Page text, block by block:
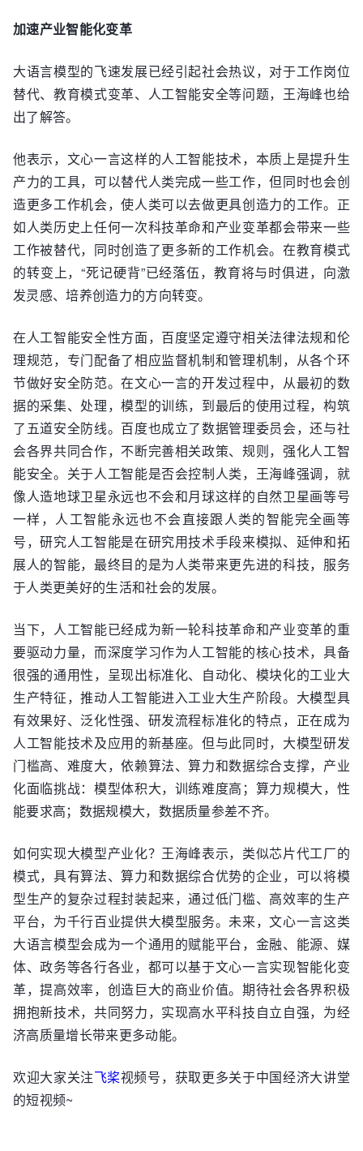
加速产业智能化变革
大语言模型的飞速发展已经引起社会热议，对于工作岗位
替代、教育模式变革、人工智能安全等问题，王海峰也给
出了解答。
他表示，文心一言这样的人工智能技术，本质上是提升生
产力的工具，可以替代人类完成一些工作，但同时也会创
造更多工作机会，使人类可以去做更具创造力的工作。正
如人类历史上任何一次科技革命和产业变革都会带来一些
工作被替代，同时创造了更多新的工作机会。在教育模式
的转变上，“死记硬背”已经落伍，教育将与时俱进，向激
发灵感、培养创造力的方向转变。
在人工智能安全性方面，百度坚定遵守相关法律法规和伦
理规范，专门配备了相应监督机制和管理机制，从各个环
节做好安全防范。在文心一言的开发过程中，从最初的数
据的采集、处理，模型的训练，到最后的使用过程，构筑
了五道安全防线。百度也成立了数据管理委员会，还与社
会各界共同合作，不断完善相关政策、规则，强化人工智
能安全。关于人工智能是否会控制人类，王海峰强调，就
像人造地球卫星永远也不会和月球这样的自然卫星画等号
一样，人工智能永远也不会直接跟人类的智能完全画等
号，研究人工智能是在研究用技术手段来模拟、延伸和拓
展人的智能，最终目的是为人类带来更先进的科技，服务
于人类更美好的生活和社会的发展。
当下，人工智能已经成为新一轮科技革命和产业变革的重
要驱动力量，而深度学习作为人工智能的核心技术，具备
很强的通用性，呈现出标准化、自动化、模块化的工业大
生产特征，推动人工智能进入工业大生产阶段。大模型具
有效果好、泛化性强、研发流程标准化的特点，正在成为
人工智能技术及应用的新基座。但与此同时，大模型研发
门槛高、难度大，依赖算法、算力和数据综合支撑，产业
化面临挑战：模型体积大，训练难度高；算力规模大，性
能要求高；数据规模大，数据质量参差不齐。
如何实现大模型产业化？王海峰表示，类似芯片代工厂的
模式，具有算法、算力和数据综合优势的企业，可以将模
型生产的复杂过程封装起来，通过低门槛、高效率的生产
平台，为千行百业提供大模型服务。未来，文心一言这类
大语言模型会成为一个通用的赋能平台，金融、能源、媒
体、政务等各行各业，都可以基于文心一言实现智能化变
革，提高效率，创造巨大的商业价值。期待社会各界积极
拥抱新技术，共同努力，实现高水平科技自立自强，为经
济高质量增长带来更多动能。
欢迎大家关注飞桨视频号，获取更多关于中国经济大讲堂
的短视频~